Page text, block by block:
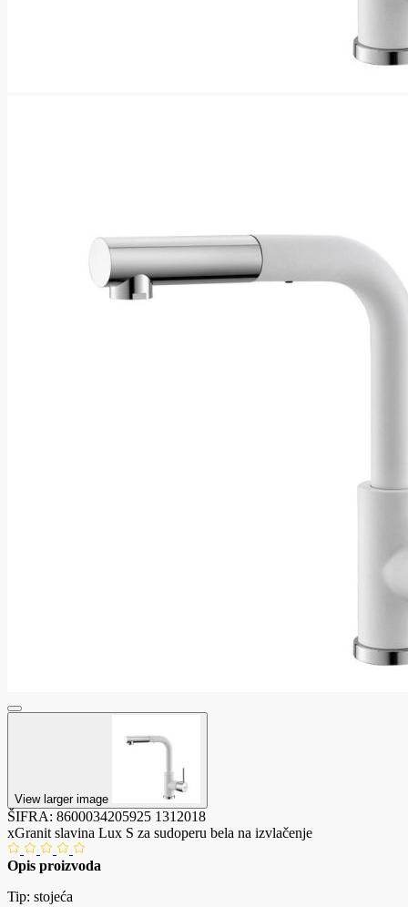
View larger image
ŠIFRA: 8600034205925 1312018
xGranit slavina Lux S za sudoperu bela na izvlačenje
Opis proizvoda
Tip: stojeća